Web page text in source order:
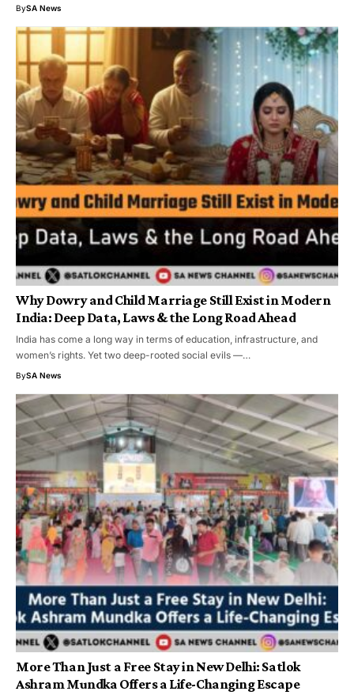
BySA News
Why Dowry and Child Marriage Still Exist in Modern
India: Deep Data, Laws & the Long Road Ahead
India has come a long way in terms of education, infrastructure, and
women’s rights. Yet two deep-rooted social evils —…
BySA News
More Than Just a Free Stay in New Delhi: Satlok
Ashram Mundka Offers a Life-Changing Escape